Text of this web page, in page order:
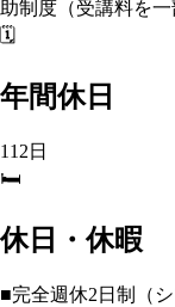
助制度（受講料を一
🗓️
年間休日
112日
🛏️
休日・休暇
■完全週休2日制（